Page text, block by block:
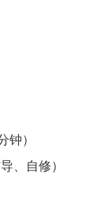
钟）
、自修）